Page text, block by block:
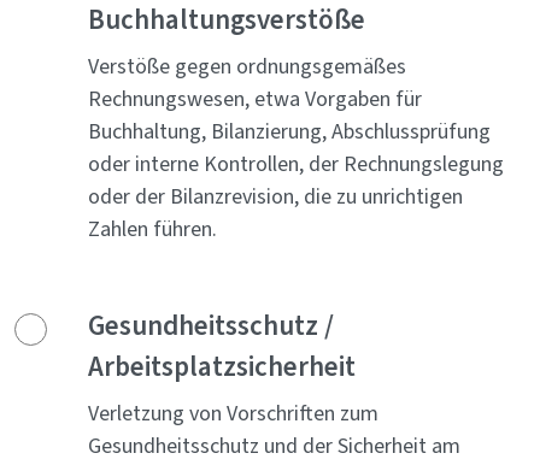
Buchhaltungsverstöße
Verstöße gegen ordnungsgemäßes
Rechnungswesen, etwa Vorgaben für
Buchhaltung, Bilanzierung, Abschlussprüfung
oder interne Kontrollen, der Rechnungslegung
oder der Bilanzrevision, die zu unrichtigen
Zahlen führen.
Gesundheitsschutz /
Arbeitsplatzsicherheit
Verletzung von Vorschriften zum
Gesundheitsschutz und der Sicherheit am